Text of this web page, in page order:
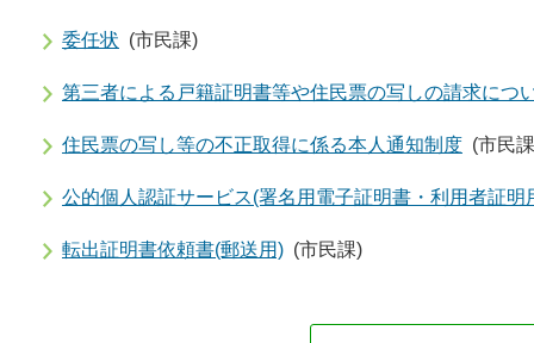
委任状 (市民課)
第三者による戸籍証明書等や住民票の写しの請求につ
住民票の写し等の不正取得に係る本人通知制度 (市民
公的個人認証サービス(署名用電子証明書・利用者証明
転出証明書依頼書(郵送用) (市民課)